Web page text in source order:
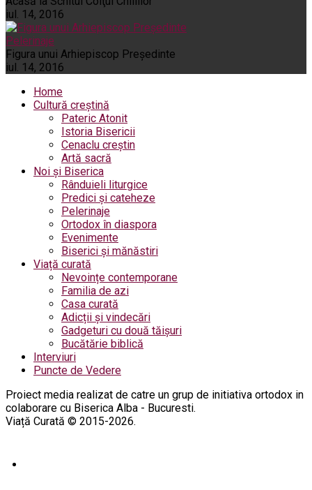
iul. 14, 2016
Pelerinaje
Figura unui Arhiepiscop Preşedinte
iul. 14, 2016
Home
Cultură creștină
Pateric Atonit
Istoria Bisericii
Cenaclu creștin
Artă sacră
Noi și Biserica
Rânduieli liturgice
Predici și cateheze
Pelerinaje
Ortodox în diaspora
Evenimente
Biserici și mănăstiri
Viață curată
Nevoințe contemporane
Familia de azi
Casa curată
Adicții și vindecări
Gadgeturi cu două tăișuri
Bucătărie biblică
Interviuri
Puncte de Vedere
Proiect media realizat de catre un grup de initiativa ortodox in
colaborare cu Biserica Alba - Bucuresti.
Viață Curată © 2015-2026.